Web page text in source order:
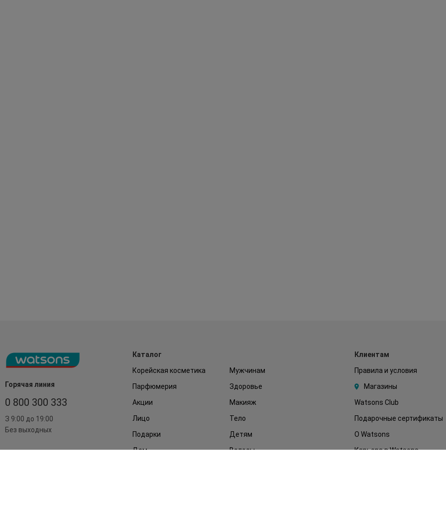
Горячая линия
0 800 300 333
З 9:00 до 19:00
Без выходных
Каталог
Корейская косметика
Мужчинам
Парфюмерия
Здоровье
Акции
Макияж
Лицо
Тело
Подарки
Детям
Дом
Волосы
Клиентам
Правила и условия
Магазины
Watsons Club
Подарочные сертификаты
О Watsons
Карьера в Watsons